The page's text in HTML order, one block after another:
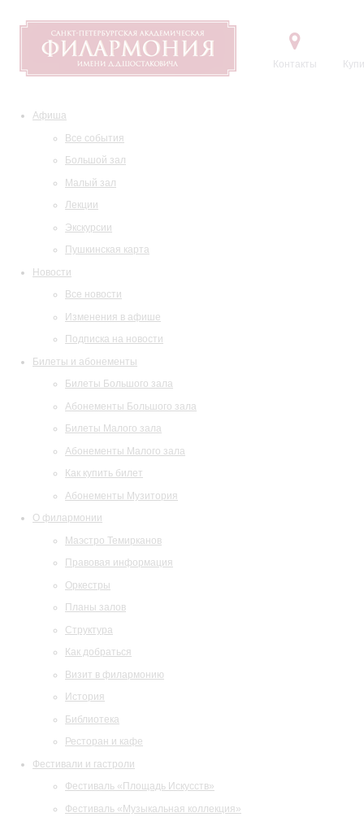
Контакты
Афиша
Все события
Большой зал
Малый зал
Лекции
Экскурсии
Пушкинская карта
Новости
Все новости
Изменения в афише
Подписка на новости
Билеты и абонементы
Билеты Большого зала
Абонементы Большого зала
Билеты Малого зала
Абонементы Малого зала
Как купить билет
Абонементы Музитория
О филармонии
Маэстро Темирканов
Правовая информация
Оркестры
Планы залов
Структура
Как добраться
Визит в филармонию
История
Библиотека
Ресторан и кафе
Фестивали и гастроли
Фестиваль «Площадь Искусств»
Фестиваль «Музыкальная коллекция»